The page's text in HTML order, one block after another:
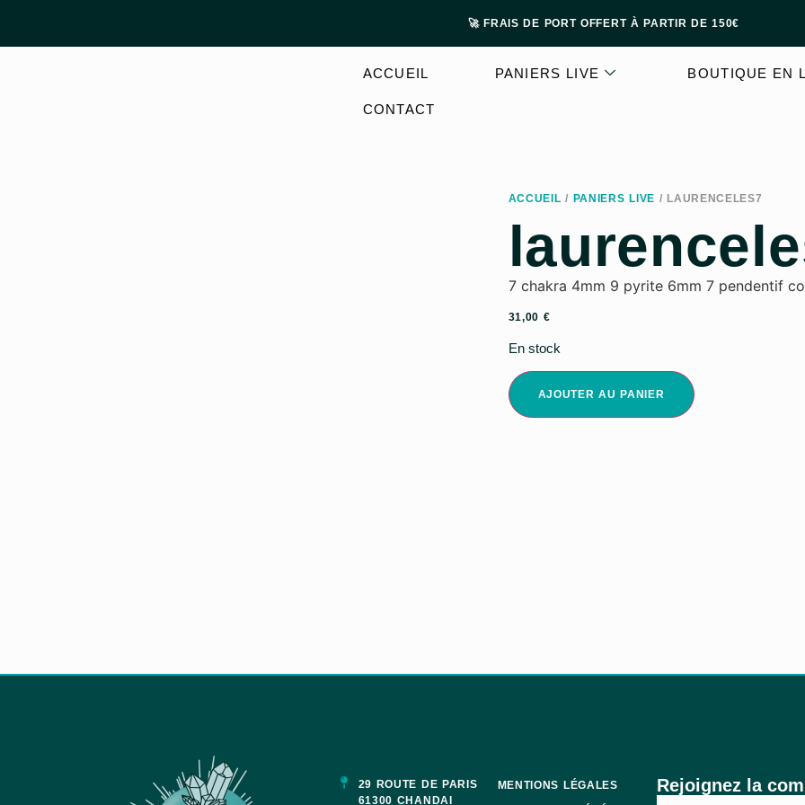
🚀 FRAIS DE PORT OFFERT À PARTIR DE 150€
ACCUEIL PANIERS LIVE BOUTIQUE EN
CONTACT
ACCUEIL / PANIERS LIVE / LAURENCELES7
7 chakra 4mm 9 pyrite 6mm 7 pendentif
31,00 €
En stock
AJOUTER AU PANIER
29 ROUTE DE PARIS
61300 CHANDAI
MENTIONS LÉGALES
Rejoignez la